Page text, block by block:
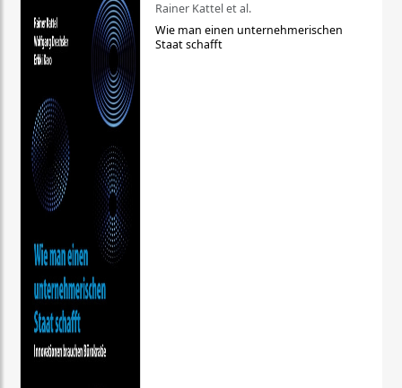
Rainer Kattel et al.
Wie man einen unternehmerischen
Staat schafft